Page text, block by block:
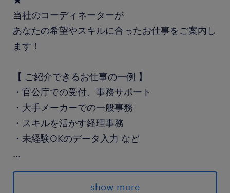
当社のコーディネーターが
あなたの希望やスキルに合ったお仕事をご案内し
ます！
【 ご紹介できるお仕事の一例 】
・官公庁での受付、事務サポート
・大手メーカーでの一般事務
・スキルを活かす経理事務
・未経験OKのデータ入力 など
...
上記はほんの一例です。
特定の求人に関する募集ではなく
show more